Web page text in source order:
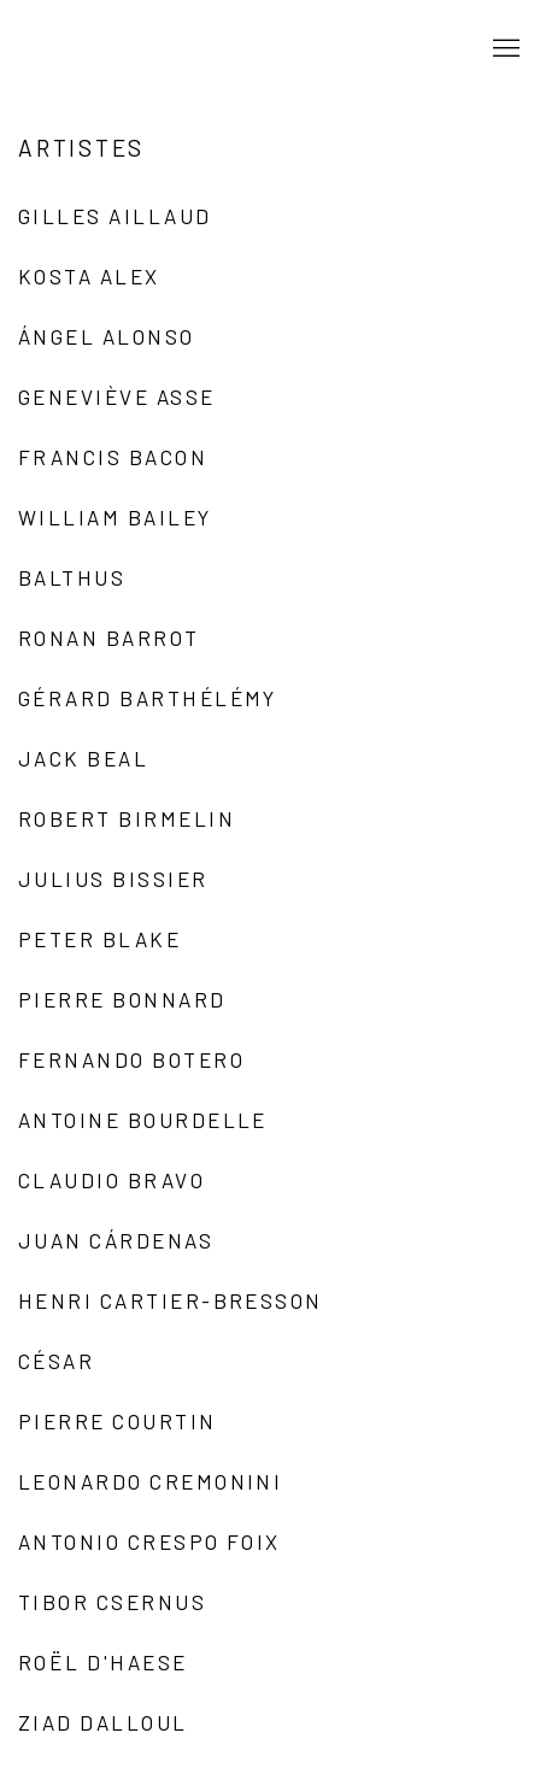
ARTISTES
GILLES AILLAUD
KOSTA ALEX
ÁNGEL ALONSO
GENEVIÈVE ASSE
FRANCIS BACON
WILLIAM BAILEY
BALTHUS
RONAN BARROT
GÉRARD BARTHÉLÉMY
JACK BEAL
ROBERT BIRMELIN
JULIUS BISSIER
PETER BLAKE
PIERRE BONNARD
FERNANDO BOTERO
ANTOINE BOURDELLE
CLAUDIO BRAVO
JUAN CÁRDENAS
HENRI CARTIER-BRESSON
CÉSAR
PIERRE COURTIN
LEONARDO CREMONINI
ANTONIO CRESPO FOIX
TIBOR CSERNUS
ROËL D'HAESE
ZIAD DALLOUL